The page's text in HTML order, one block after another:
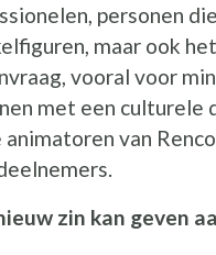
personen
maar ook
vooral voor
met een
van
zin kan geven